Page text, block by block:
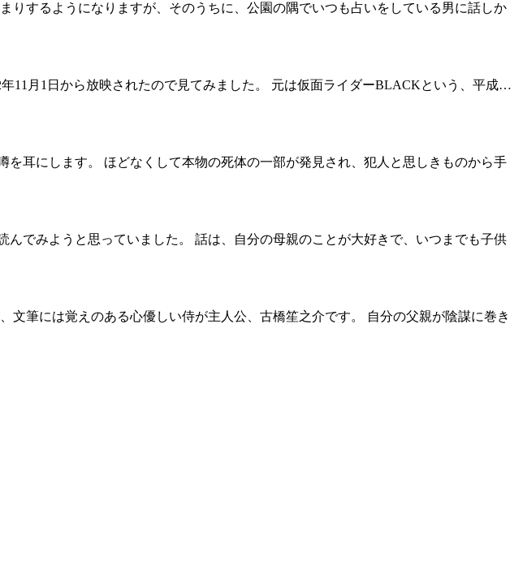
するようになりますが、そのうちに、公園の隅でいつも占いをしている男に話しか
11月1日から放映されたので見てみました。 元は仮面ライダーBLACKという、平成…
耳にします。 ほどなくして本物の死体の一部が発見され、犯人と思しきものから手
でみようと思っていました。 話は、自分の母親のことが大好きで、いつまでも子供
文筆には覚えのある心優しい侍が主人公、古橋笙之介です。 自分の父親が陰謀に巻き